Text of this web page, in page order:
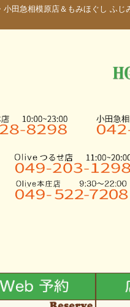
田急相模原店＆もみほぐし ふ